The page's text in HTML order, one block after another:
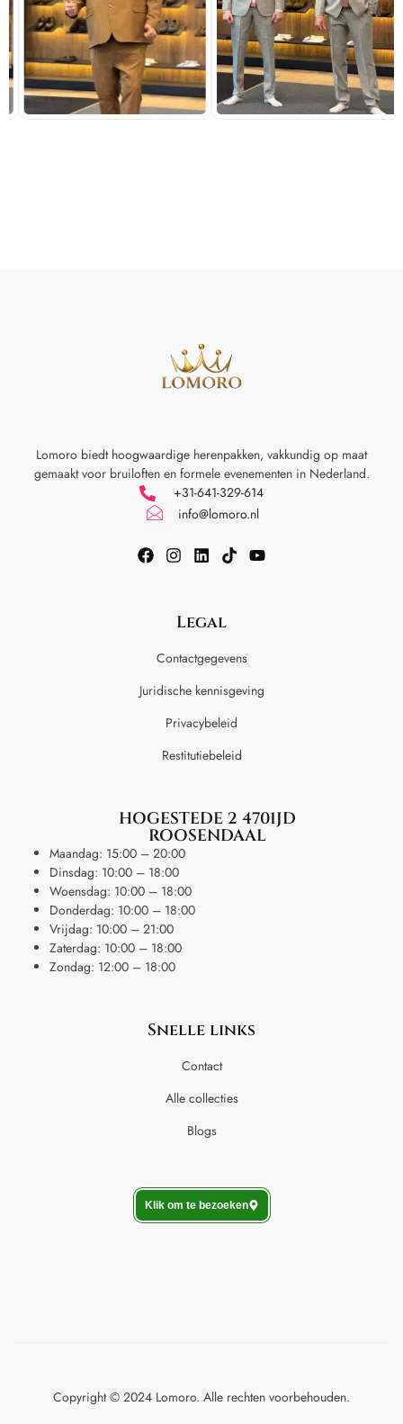
Lomoro biedt hoogwaardige herenpakken, vakkundig op maat
gemaakt voor bruiloften en formele evenementen in Nederland.
+31-641-329-614
info@lomoro.nl
Legal
Contactgegevens
Juridische kennisgeving
Privacybeleid
Restitutiebeleid
HOGESTEDE 2 4701JD
ROOSENDAAL
Maandag: 15:00 – 20:00
Dinsdag: 10:00 – 18:00
Woensdag: 10:00 – 18:00
Donderdag: 10:00 – 18:00
Vrijdag: 10:00 – 21:00
Zaterdag: 10:00 – 18:00
Zondag: 12:00 – 18:00
Snelle links
Contact
Alle collecties
Blogs
Klik om te bezoeken
Copyright © 2024 Lomoro. Alle rechten voorbehouden.